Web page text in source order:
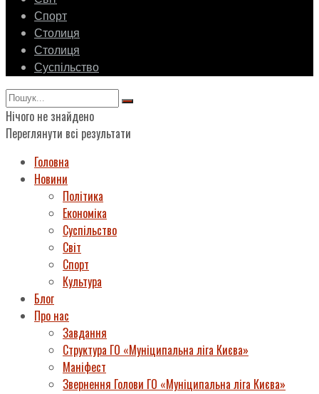
Спорт
Столиця
Столиця
Суспільство
Нічого не знайдено
Переглянути всі результати
Головна
Новини
Політика
Економіка
Суспільство
Світ
Спорт
Культура
Блог
Про нас
Завдання
Структура ГО «Муніципальна ліга Києва»
Маніфест
Звернення Голови ГО «Муніципальна ліга Києва»